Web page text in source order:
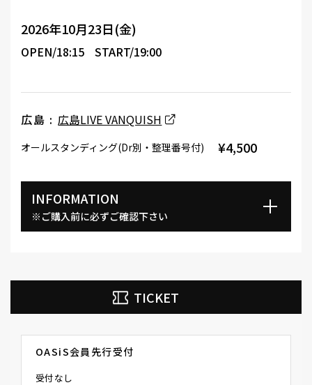
2026年10月23日(金)
OPEN/18:15 START/19:00
広島 : 広島LIVE VANQUISH
オールスタンディング(Dr別・整理番号付) ¥4,500
INFORMATION
※ご購入前に必ずご確認下さい
TICKET
OASiS会員先行受付
受付なし